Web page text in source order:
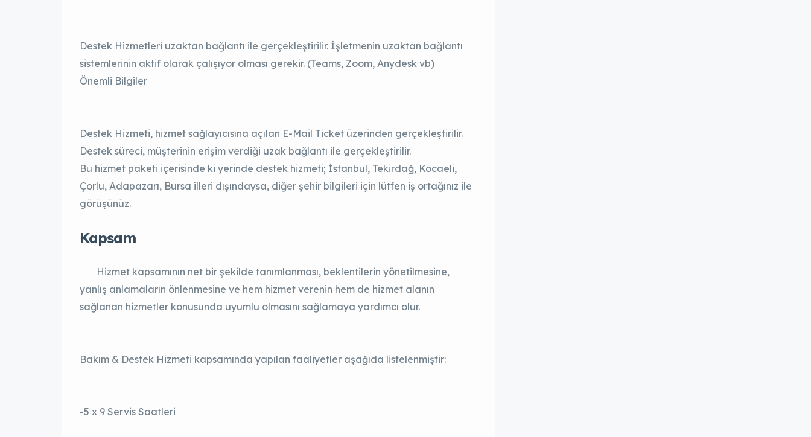
Destek Hizmetleri uzaktan bağlantı ile gerçekleştirilir. İşletmenin uzaktan bağlantı
sistemlerinin aktif olarak çalışıyor olması gerekir. (Teams, Zoom, Anydesk vb)
Önemli Bilgiler
Destek Hizmeti, hizmet sağlayıcısına açılan E-Mail Ticket üzerinden gerçekleştirilir.
Destek süreci, müşterinin erişim verdiği uzak bağlantı ile gerçekleştirilir.
Bu hizmet paketi içerisinde ki yerinde destek hizmeti; İstanbul, Tekirdağ, Kocaeli,
Çorlu, Adapazarı, Bursa illeri dışındaysa, diğer şehir bilgileri için lütfen iş ortağınız ile
görüşünüz.
Kapsam
Hizmet kapsamının net bir şekilde tanımlanması, beklentilerin yönetilmesine,
yanlış anlamaların önlenmesine ve hem hizmet verenin hem de hizmet alanın
sağlanan hizmetler konusunda uyumlu olmasını sağlamaya yardımcı olur.
Bakım & Destek Hizmeti kapsamında yapılan faaliyetler aşağıda listelenmiştir:
-5 x 9 Servis Saatleri